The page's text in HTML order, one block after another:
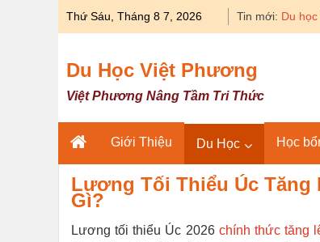
Thứ Sáu, Tháng 8 7, 2026 Tin mới: Du
Du Học Việt Phương
Việt Phương Nâng Tầm Tri Thức
Giới Thiệu Du Học Học
Lương Tối Thiểu Úc Tăng
Gì?
Lương tối thiểu Úc 2026 chính thức tăng